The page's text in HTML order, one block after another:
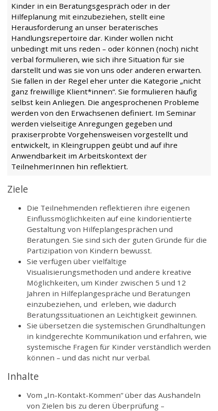
Kinder in ein Beratungsgespräch oder in der
Hilfeplanung mit einzubeziehen, stellt eine
Herausforderung an unser beraterisches
Handlungsrepertoire dar. Kinder wollen nicht
unbedingt mit uns reden – oder können (noch) nicht
verbal formulieren, wie sich ihre Situation für sie
darstellt und was sie von uns oder anderen erwarten.
Sie fallen in der Regel eher unter die Kategorie „nicht
ganz freiwillige Klient*innen“. Sie formulieren häufig
selbst kein Anliegen. Die angesprochenen Probleme
werden von den Erwachsenen definiert. Im Seminar
werden vielseitige Anregungen gegeben und
praxiserprobte Vorgehensweisen vorgestellt und
entwickelt, in Kleingruppen geübt und auf ihre
Anwendbarkeit im Arbeitskontext der
TeilnehmerInnen hin reflektiert.
Ziele
Die Teilnehmenden reflektieren ihre eigenen
Einflussmöglichkeiten auf eine kindorientierte
Gestaltung von Hilfeplangesprächen und
Beratungen. Sie sind sich der guten Gründe für die
Partizipation von Kindern bewusst.
Sie verfügen über vielfältige
Visualisierungsmethoden und andere kreative
Möglichkeiten, um Kinder zwischen 5 und 12
Jahren in Hilfeplangespräche und Beratungen
einzubeziehen, und erleben, wie dadurch
Beratungssituationen an Leichtigkeit gewinnen.
Sie übersetzen die systemischen Grundhaltungen
in kindgerechte Kommunikation und erfahren, wie
systemische Fragen für Kinder verständlich werden
können – und das nicht nur verbal.
Inhalte
Vom „In-Kontakt-Kommen“ über das Aushandeln
von Zielen bis zu deren Überprüfung –